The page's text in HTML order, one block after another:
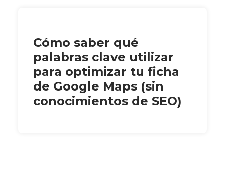
Cómo saber qué
palabras clave utilizar
para optimizar tu ficha
de Google Maps (sin
conocimientos de SEO)